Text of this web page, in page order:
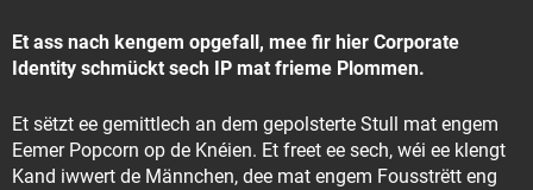
Et ass nach kengem opgefall, mee fir hier Corporate
Identity schmückt sech IP mat frieme Plommen.
Et sëtzt ee gemittlech an dem gepolsterte Stull mat engem
Eemer Popcorn op de Knéien. Et freet ee sech, wéi ee klengt
Kand iwwert de Männchen, dee mat engem Fousstrëtt eng